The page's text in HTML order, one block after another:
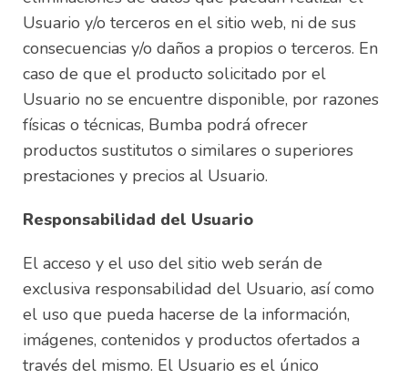
Usuario y/o terceros en el sitio web, ni de sus
consecuencias y/o daños a propios o terceros. En
caso de que el producto solicitado por el
Usuario no se encuentre disponible, por razones
físicas o técnicas, Bumba podrá ofrecer
productos sustitutos o similares o superiores
prestaciones y precios al Usuario.
Responsabilidad del Usuario
El acceso y el uso del sitio web serán de
exclusiva responsabilidad del Usuario, así como
el uso que pueda hacerse de la información,
imágenes, contenidos y productos ofertados a
través del mismo. El Usuario es el único